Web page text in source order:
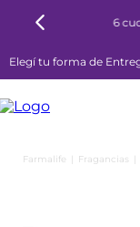
6
Elegí tu forma de
Fragancias